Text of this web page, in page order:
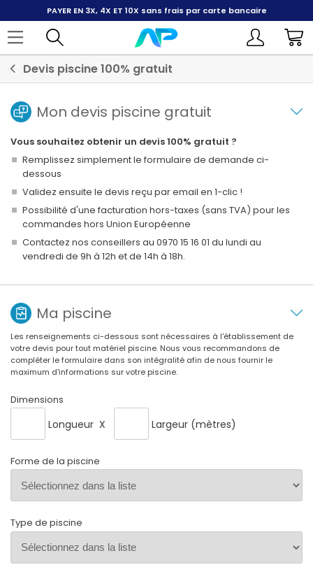
PAYER EN 3X, 4X ET 10X sans frais par carte bancaire
Devis piscine 100% gratuit
Mon devis piscine gratuit
Vous souhaitez obtenir un devis 100% gratuit ?
Remplissez simplement le formulaire de demande ci-
dessous
Validez ensuite le devis reçu par email en 1-clic !
Possibilité d'une facturation hors-taxes (sans TVA) pour les
commandes hors Union Européenne
Contactez nos conseillers au 0970 15 16 01 du lundi au
vendredi de 9h à 12h et de 14h à 18h.
Ma piscine
Les renseignements ci-dessous sont nécessaires à l'établissement de
votre devis pour tout matériel piscine. Nous vous recommandons de
compléter le formulaire dans son intégralité afin de nous fournir le
maximum d'informations sur votre piscine.
Dimensions
Longueur X Largeur (mètres)
Forme de la piscine
Type de piscine